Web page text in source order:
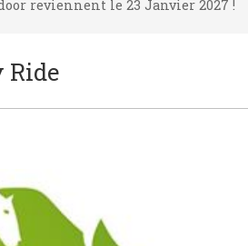
reviennent le 23 Janvier 2027 !
Ride